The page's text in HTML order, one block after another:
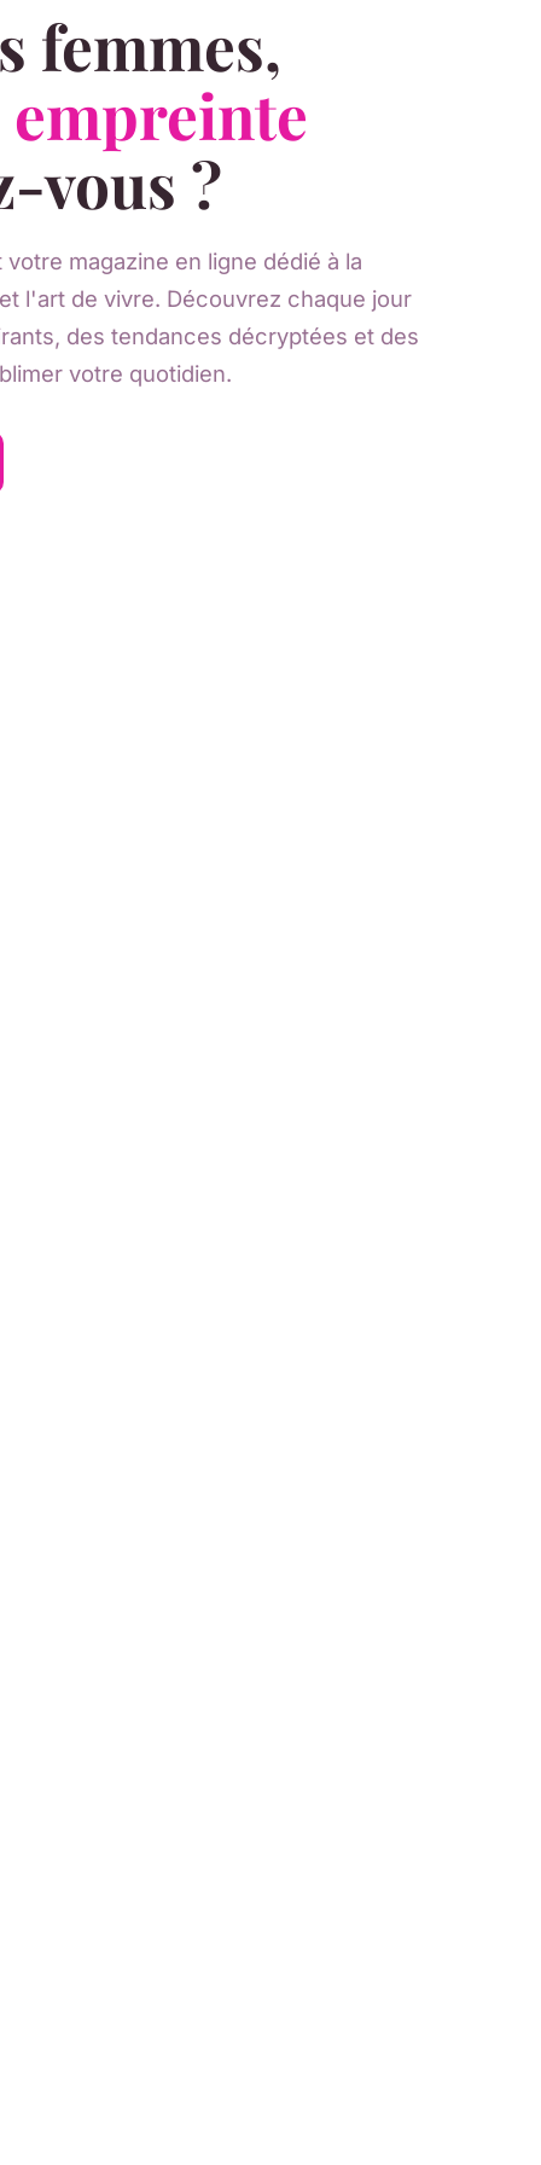
femmes,
empreinte
vous ?
votre magazine en ligne dédié à la
l'art de vivre. Découvrez chaque jour
des tendances décryptées et des
votre quotidien.